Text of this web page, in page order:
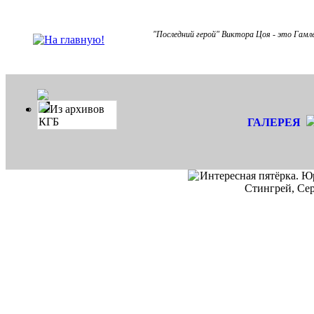
"Последний герой" Виктора Цоя - это
Из архивов
КГБ
ГАЛЕРЕЯ